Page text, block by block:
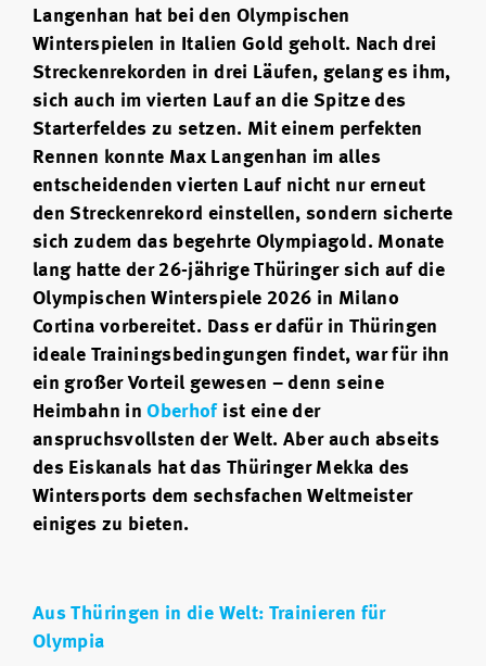
Langenhan hat bei den Olympischen
Winterspielen in Italien Gold geholt. Nach drei
Streckenrekorden in drei Läufen, gelang es ihm,
sich auch im vierten Lauf an die Spitze des
Starterfeldes zu setzen. Mit einem perfekten
Rennen konnte Max Langenhan im alles
entscheidenden vierten Lauf nicht nur erneut
den Streckenrekord einstellen, sondern sicherte
sich zudem das begehrte Olympiagold. Monate
lang hatte der 26-jährige Thüringer sich auf die
Olympischen Winterspiele 2026 in Milano
Cortina vorbereitet. Dass er dafür in Thüringen
ideale Trainingsbedingungen findet, war für ihn
ein großer Vorteil gewesen – denn seine
Heimbahn inOberhof ist eine der
anspruchsvollsten der Welt. Aber auch abseits
des Eiskanals hat das Thüringer Mekka des
Wintersports dem sechsfachen Weltmeister
einiges zu bieten.
Aus Thüringen in die Welt: Trainieren für
Olympia